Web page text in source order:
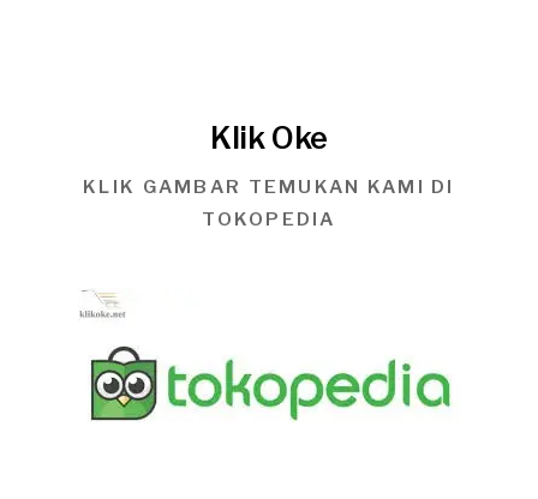
Klik Oke
KLIK GAMBAR TEMUKAN KAMI DI
TOKOPEDIA